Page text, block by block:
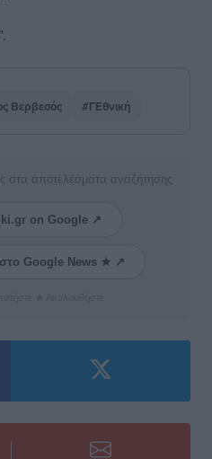
Βερβεσός #ΓΕθνική
στα αποτελέσματα αναζήτησης
on Google ↗
Google News ★ ↗